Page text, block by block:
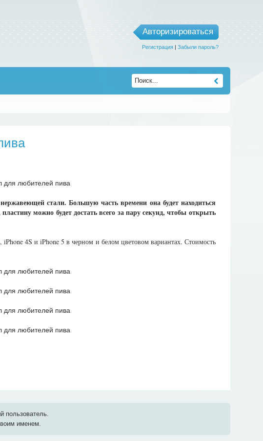
Авторизироваться
Регистрация| Забыли пароль?
стали. Большую часть времени она будет находиться
можно будет достать всего за пару секунд, чтобы открыть
4S и iPhone 5 в черном и белом цветовом вариантах. Стоимость
пользователь.
именем.